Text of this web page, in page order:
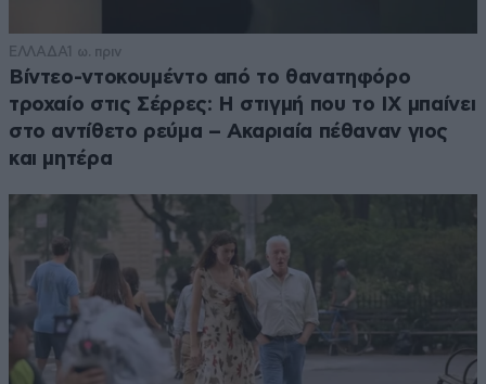
ΕΛΛΑΔΑ1 ω. πριν
Βίντεο-ντοκουμέντο από το θανατηφόρο
τροχαίο στις Σέρρες: Η στιγμή που το ΙΧ μπαίνει
στο αντίθετο ρεύμα – Ακαριαία πέθαναν γιος
και μητέρα